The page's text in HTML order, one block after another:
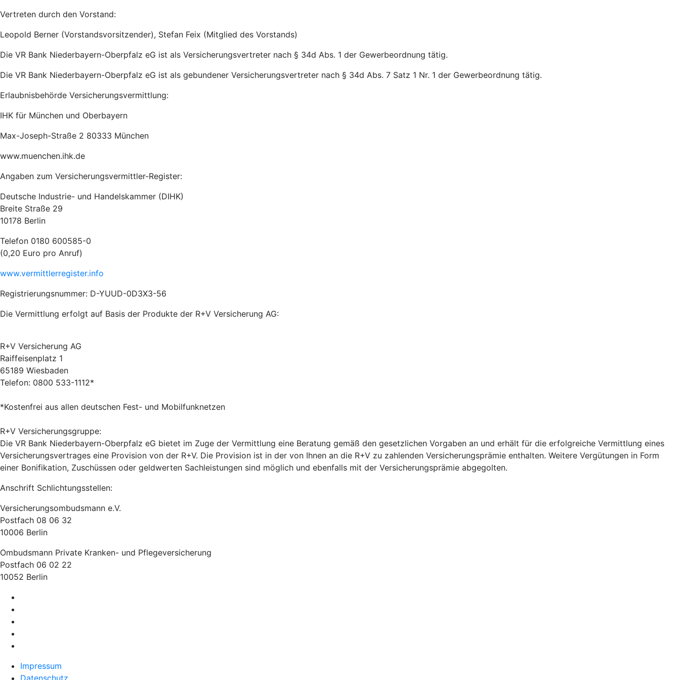
Vertreten durch den Vorstand:
Leopold Berner (Vorstandsvorsitzender), Stefan Feix (Mitglied des Vorstands)
Die VR Bank Niederbayern-Oberpfalz eG ist als Versicherungsvertreter nach § 34d Abs. 1 der Gewerbeordnung tätig.
Die VR Bank Niederbayern-Oberpfalz eG ist als gebundener Versicherungsvertreter nach § 34d Abs. 7 Satz 1 Nr. 1 der Gewerbeordnung tätig.
Erlaubnisbehörde Versicherungsvermittlung:
IHK für München und Oberbayern
Max-Joseph-Straße 2 80333 München
www.muenchen.ihk.de
Angaben zum Versicherungsvermittler-Register:
Deutsche Industrie- und Handelskammer (DIHK)
Breite Straße 29
10178 Berlin
Telefon 0180 600585-0
(0,20 Euro pro Anruf)
www.vermittlerregister.info
Registrierungsnummer: D-YUUD-0D3X3-56
Die Vermittlung erfolgt auf Basis der Produkte der R+V Versicherung AG:
R+V Versicherung AG
Raiffeisenplatz 1
65189 Wiesbaden
Telefon: 0800 533-1112*
*Kostenfrei aus allen deutschen Fest- und Mobilfunknetzen
R+V Versicherungsgruppe:
Die VR Bank Niederbayern-Oberpfalz eG bietet im Zuge der Vermittlung eine Beratung gemäß den gesetzlichen Vorgaben an und erhält für die erfolgreiche Vermittlung eines
Versicherungsvertrages eine Provision von der R+V. Die Provision ist in der von Ihnen an die R+V zu zahlenden Versicherungsprämie enthalten. Weitere Vergütungen in Form
einer Bonifikation, Zuschüssen oder geldwerten Sachleistungen sind möglich und ebenfalls mit der Versicherungsprämie abgegolten.
Anschrift Schlichtungsstellen:
Versicherungsombudsmann e.V.
Postfach 08 06 32
10006 Berlin
Ombudsmann Private Kranken- und Pflegeversicherung
Postfach 06 02 22
10052 Berlin
Impressum
Datenschutz